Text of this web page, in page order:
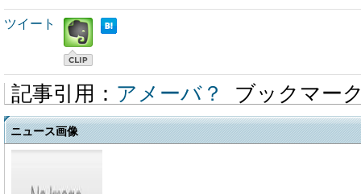
ツイート
記事引用： アメーバ？ ブックマー
ニュース画像